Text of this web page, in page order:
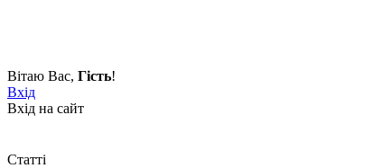
Вітаю Вас, Гість!
Вхід
Вхід на сайт
Статті